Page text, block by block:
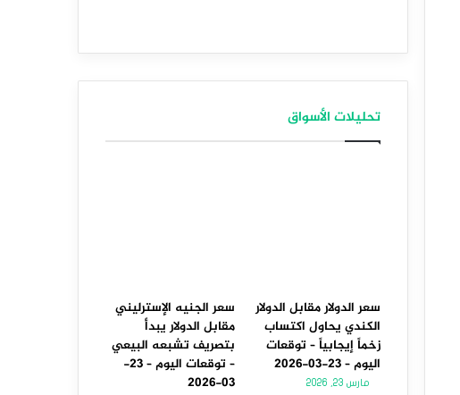
تحليلات الأسواق
سعر الدولار مقابل الدولار
الكندي يحاول اكتساب
زخماً إيجابياً – توقعات
اليوم – 23-03-2026
مارس 23, 2026
سعر الجنيه الإسترليني
مقابل الدولار يبدأ
بتصريف تشبعه البيعي
– توقعات اليوم – 23-
03-2026